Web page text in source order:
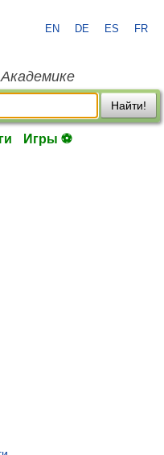
EN DE ES FR
Найти!
Игры ⚽